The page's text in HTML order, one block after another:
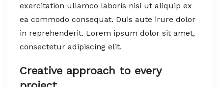
exercitation ullamco laboris nisi ut aliquip ex
ea commodo consequat. Duis aute irure dolor
in reprehenderit. Lorem ipsum dolor sit amet,
consectetur adipiscing elit.
Creative approach to every